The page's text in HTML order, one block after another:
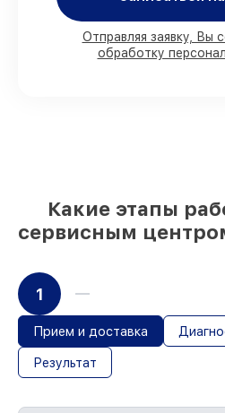
проверенные
финансовых
Отправляя заявку, Вы
обработку
Какие этапы
сервисным
1
Прием и доставка
Результат